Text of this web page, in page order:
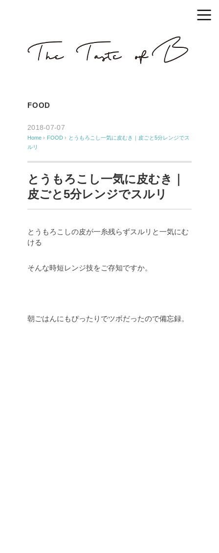
FOOD
2018-07-07
Home › FOOD › とうもろこし一気に皮むき｜皮ごと5分レンジでス
ルリ
とうもろこし一気に皮むき｜
皮ごと5分レンジでスルリ
とうもろこしの皮が一糸残らずスルリと一気にむ
ける
そんな時短レンジ技をご存知ですか。
朝ごはんにもぴったりでツボだったので備忘録。